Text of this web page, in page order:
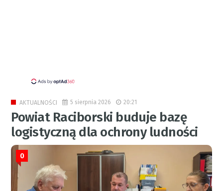
AKTUALNOŚCI 5 sierpnia 2026 20:21
Powiat Raciborski buduje bazę
logistyczną dla ochrony ludności
0